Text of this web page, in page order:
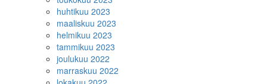
huhtikuu 2023
maaliskuu 2023
helmikuu 2023
tammikuu 2023
joulukuu 2022
marraskuu 2022